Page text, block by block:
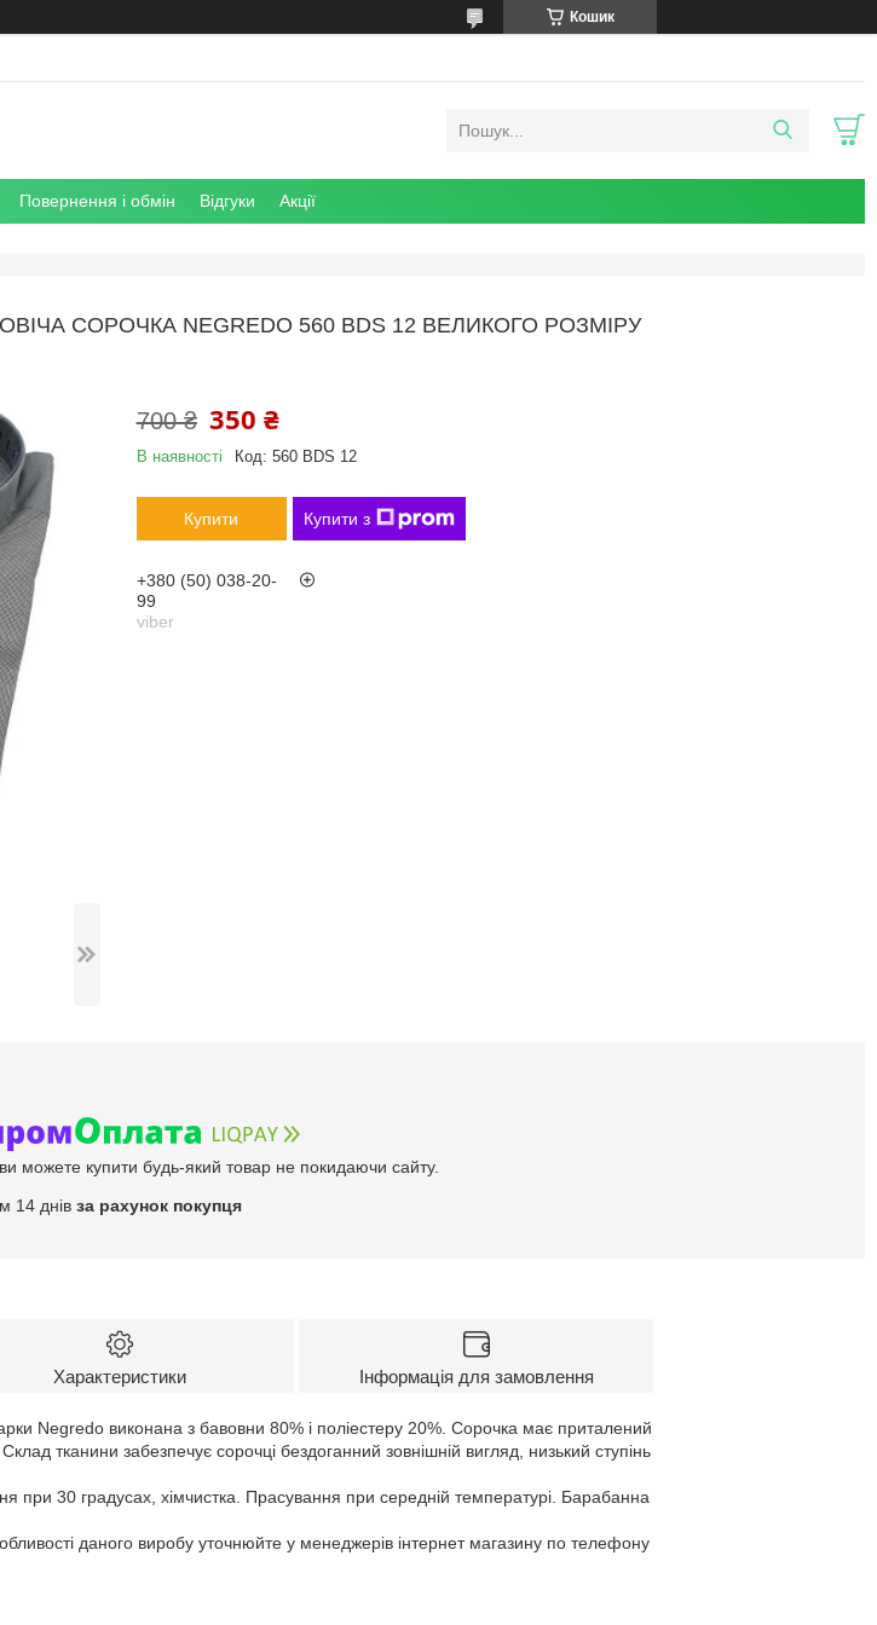
Кошик
Повернення і обмін Відгуки Акції
СОРОЧКА NEGREDO 560 BDS 12 ВЕЛИКОГО РОЗМІРУ
700 ₴ 350 ₴
В наявності Код: 560 BDS 12
Купити Купити з
+380 (50) 038-20-
99
viber
можете купити будь-який товар не покидаючи сайту.
14 днів за рахунок покупця
Характеристики Інформація для замовлення
Negredo виконана з бавовни 80% і поліестеру 20%. Сорочка має приталений
тканини забезпечує сорочці бездоганний зовнішній вигляд, низький ступінь
при 30 градусах, хімчистка. Прасування при середній температурі. Барабанна
даного виробу уточнюйте у менеджерів інтернет магазину по телефону